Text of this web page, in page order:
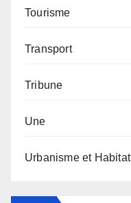
Tourisme
Transport
Tribune
Une
Urbanisme et Habitat